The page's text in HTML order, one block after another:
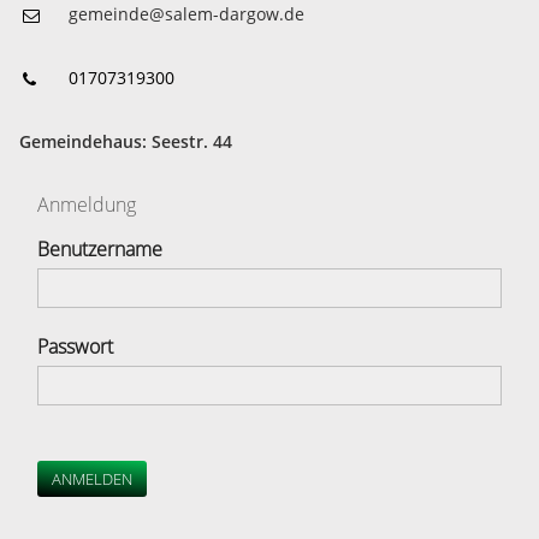
gemeinde@salem-dargow.de
01707319300
Gemeindehaus: Seestr. 44
Anmeldung
Benutzername
Passwort
ANMELDEN